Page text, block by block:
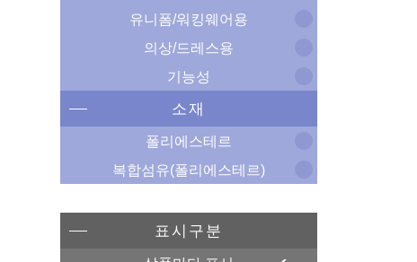
유니폼/워킹웨어용
의상/드레스용
기능성
소재
폴리에스테르
복합섬유(폴리에스테르)
표시구분